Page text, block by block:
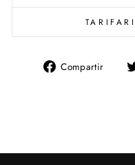
Compartir